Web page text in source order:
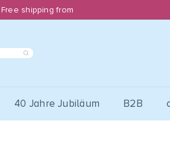
Pause
Free shipping from
40 Jahre Jubiläum B2B